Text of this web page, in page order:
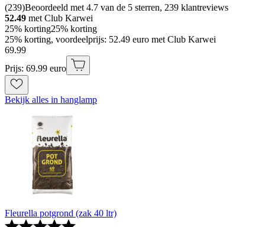
(239)Beoordeeld met 4.7 van de 5 sterren, 239 klantreviews
52.49 met Club Karwei
25% korting25% korting
25% korting, voordeelprijs: 52.49 euro met Club Karwei
69.99
Prijs: 69.99 euro
Bekijk alles in hanglamp
Fleurella potgrond (zak 40 ltr)